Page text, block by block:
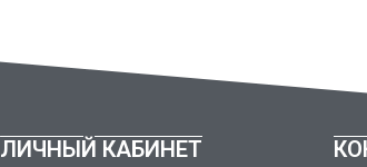
ЛИЧНЫЙ КАБИНЕТ